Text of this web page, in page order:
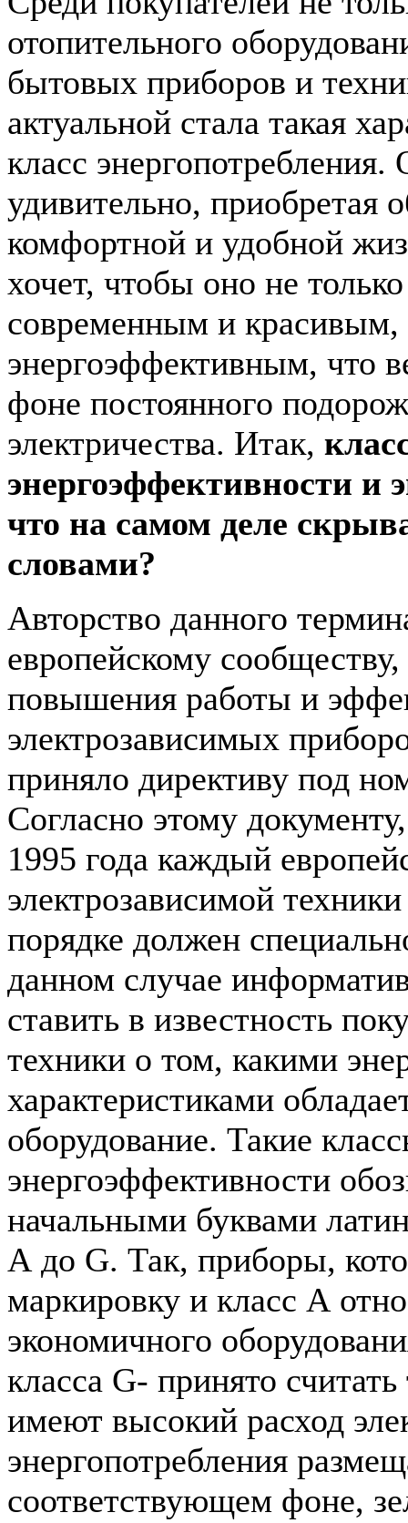
отопительного
бытовых приборов и
актуальной стала такая
класс энергопотребления.
удивительно, приобретая
комфортной и удобной
хочет, чтобы оно не
современным и
энергоэффективным, что
фоне постоянного
электричества. Итак,
энергоэффективности и
что на самом деле
словами?
Авторство данного
европейскому
повышения работы и
электрозависимых
приняло директиву под
Согласно этому
1995 года каждый
электрозависимой
порядке должен
данном случае
ставить в известность
техники о том, какими
характеристиками
оборудование. Такие
энергоэффективности
начальными буквами
А до G. Так, приборы,
маркировку и класс А
экономичного
класса G- принято
имеют высокий расход
энергопотребления
соответствующем фоне,